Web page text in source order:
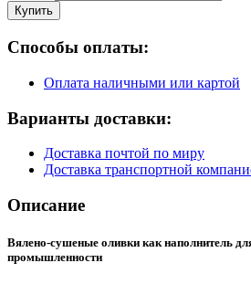
Купить
Способы оплаты:
Оплата наличными или картой
Варианты доставки:
Доставка почтой по миру
Доставка транспортной
Описание
Вялено-сушеные оливки как наполнитель
промышленности